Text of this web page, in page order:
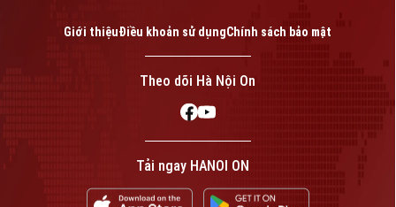
Bản quyền thuộc về Cơ quan Báo và Phát thanh Truyền hình Hà Nội Giấy
TRANG THÔNG TIN ĐIỆN TỬ
Số 3-5 Huỳnh Thúc Kháng-Phường Láng-Hà Nội
Giới thiệuĐiều khoản sử dụngChính sách bảo mật
Theo dõi Hà Nội On
Tải ngay HANOI ON